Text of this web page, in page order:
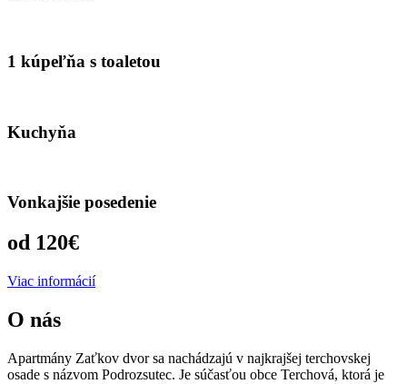
1 kúpeľňa s toaletou
Kuchyňa
Vonkajšie posedenie
od 120€
Viac informácií
O nás
Apartmány Zaťkov dvor sa nachádzajú v najkrajšej terchovskej
osade s názvom Podrozsutec. Je súčasťou obce Terchová, ktorá je